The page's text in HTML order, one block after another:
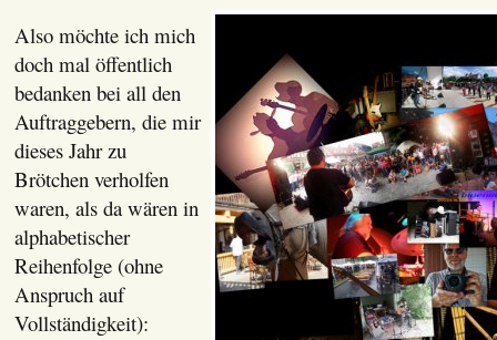
Also möchte ich mich
doch mal öffentlich
bedanken bei all den
Auftraggebern, die mir
dieses Jahr zu
Brötchen verholfen
waren, als da wären in
alphabetischer
Reihenfolge (ohne
Anspruch auf
Vollständigkeit):